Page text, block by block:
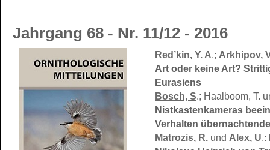
Jahrgang 68 - Nr. 11/12 - 2016
Red’kin, Y. A.; Arkhipov,
Art oder keine Art?
Eurasiens
Bosch, S.; Haalboom, T.
Nistkastenkameras
Verhalten
Matrozis, R. und Alex, U.: